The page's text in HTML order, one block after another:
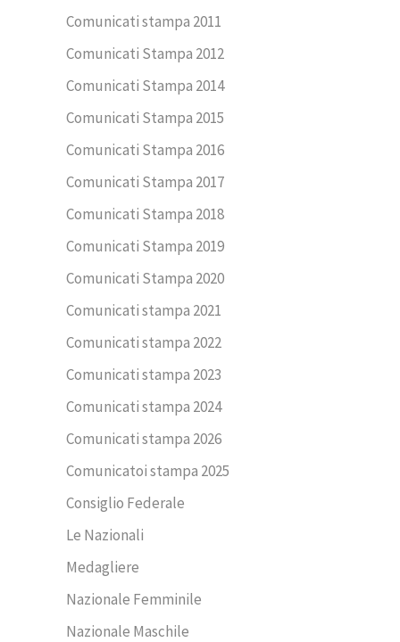
Comunicati stampa 2011
Comunicati Stampa 2012
Comunicati Stampa 2014
Comunicati Stampa 2015
Comunicati Stampa 2016
Comunicati Stampa 2017
Comunicati Stampa 2018
Comunicati Stampa 2019
Comunicati Stampa 2020
Comunicati stampa 2021
Comunicati stampa 2022
Comunicati stampa 2023
Comunicati stampa 2024
Comunicati stampa 2026
Comunicatoi stampa 2025
Consiglio Federale
Le Nazionali
Medagliere
Nazionale Femminile
Nazionale Maschile